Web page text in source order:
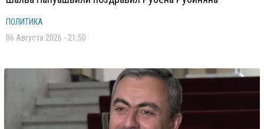
ПОЛИТИКА
06 Августа 2026 - 21:50